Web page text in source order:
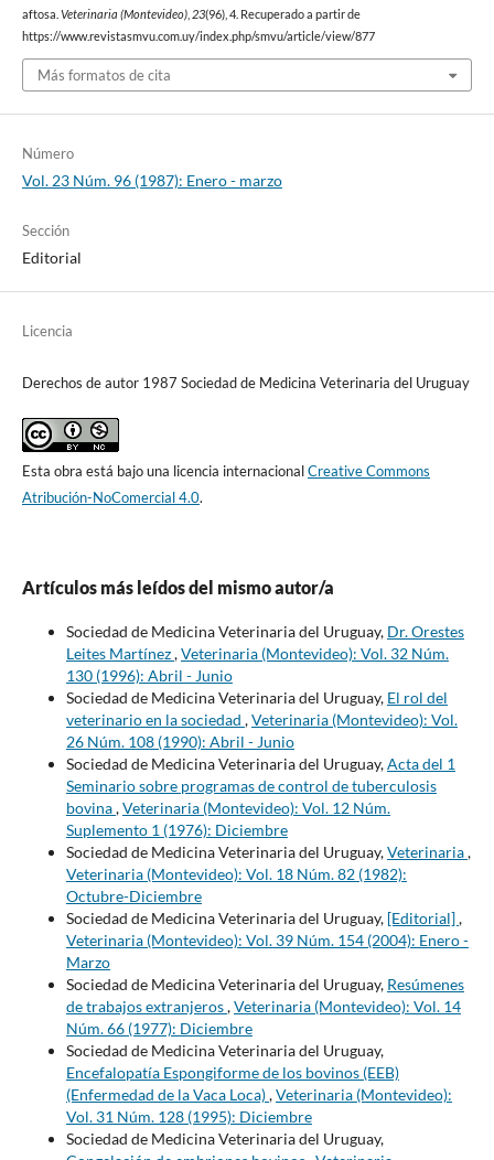
aftosa. Veterinaria (Montevideo), 23(96), 4. Recuperado a partir de
https://www.revistasmvu.com.uy/index.php/smvu/article/view/877
Más formatos de cita
Número
Vol. 23 Núm. 96 (1987): Enero - marzo
Sección
Editorial
Licencia
Derechos de autor 1987 Sociedad de Medicina Veterinaria del Uruguay
Esta obra está bajo una licencia internacionalCreative Commons
Atribución-NoComercial 4.0.
Artículos más leídos del mismo autor/a
Sociedad de Medicina Veterinaria del Uruguay, Dr. Orestes
Leites Martínez,Veterinaria (Montevideo): Vol. 32 Núm.
130 (1996): Abril - Junio
Sociedad de Medicina Veterinaria del Uruguay, El rol del
veterinario en la sociedad ,Veterinaria (Montevideo): Vol.
26 Núm. 108 (1990): Abril - Junio
Sociedad de Medicina Veterinaria del Uruguay,Acta del 1
Seminario sobre programas de control de tuberculosis
bovina,Veterinaria (Montevideo): Vol. 12 Núm.
Suplemento 1 (1976): Diciembre
Sociedad de Medicina Veterinaria del Uruguay,Veterinaria,
Veterinaria (Montevideo): Vol. 18 Núm. 82 (1982):
Octubre-Diciembre
Sociedad de Medicina Veterinaria del Uruguay, [Editorial],
Veterinaria (Montevideo): Vol. 39 Núm. 154 (2004): Enero -
Marzo
Sociedad de Medicina Veterinaria del Uruguay, Resúmenes
de trabajos extranjeros,Veterinaria (Montevideo): Vol. 14
Núm. 66 (1977): Diciembre
Sociedad de Medicina Veterinaria del Uruguay,
Encefalopatía Espongiforme de los bovinos (EEB)
(Enfermedad de la Vaca Loca),Veterinaria (Montevideo):
Vol. 31 Núm. 128 (1995): Diciembre
Sociedad de Medicina Veterinaria del Uruguay,